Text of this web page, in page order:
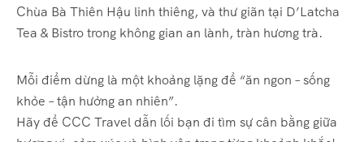
Chùa Bà Thiên Hậu linh thiêng, và thư giãn tại D’Latcha
Tea & Bistro trong không gian an lành, tràn hương trà.
Mỗi điểm dừng là một khoảng lặng để “ăn ngon – sống
khỏe – tận hưởng an nhiên”.
Hãy để CCC Travel dẫn lối bạn đi tìm sự cân bằng giữa